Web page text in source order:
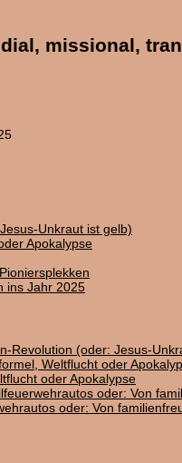
missional,
Unkraut ist gelb)
Apokalypse
ins Jahr 2025
Revolution (oder: Jesus-
Weltflucht oder
oder Apokalypse
oder: Von
oder: Von